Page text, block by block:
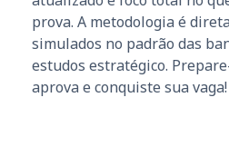
prova. A metodologia é
simulados no padrão das
estudos estratégico.
aprova e conquiste sua vaga!